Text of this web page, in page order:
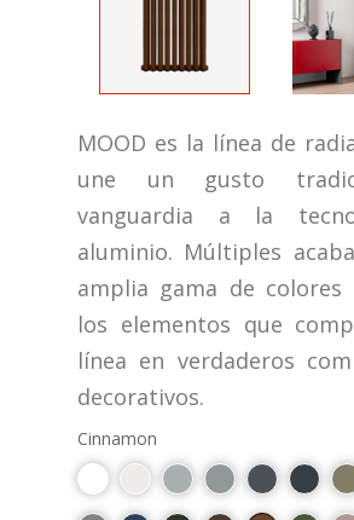
MOOD es la línea de
une un gusto
vanguardia a la
aluminio. Múltiples
amplia gama de colores
los elementos que
línea en verdaderos
decorativos.
Cinnamon